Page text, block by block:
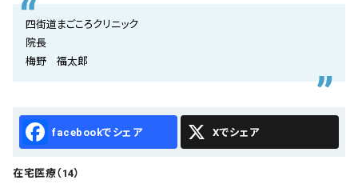
会社概要
お知らせ
四街道まごころクリニック
院長
梅野 福太郎
Facebook X
在宅医療（14）